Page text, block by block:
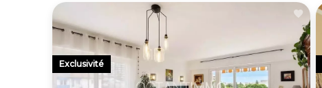
Exclusivité